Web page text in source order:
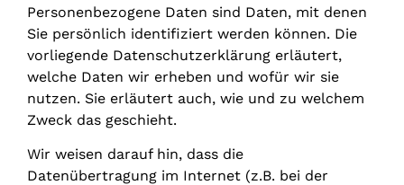
Personenbezogene Daten sind Daten, mit denen
Sie persönlich identifiziert werden können. Die
vorliegende Datenschutzerklärung erläutert,
welche Daten wir erheben und wofür wir sie
nutzen. Sie erläutert auch, wie und zu welchem
Zweck das geschieht.
Wir weisen darauf hin, dass die
Datenübertragung im Internet (z.B. bei der